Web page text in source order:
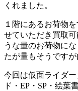
くれました。
１階にあるお荷物
せていただき買取
うな量のお荷物に
たが量もそうです
今回は仮面ライダ
ド・EP・SP・絵葉